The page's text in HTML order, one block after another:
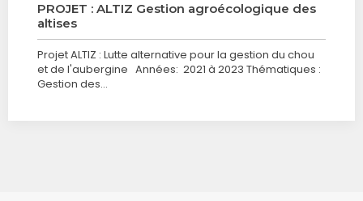
PROJET : ALTIZ Gestion agroécologique des
altises
Projet ALTIZ : Lutte alternative pour la gestion du chou
et de l'aubergine Années: 2021 à 2023 Thématiques :
Gestion des…